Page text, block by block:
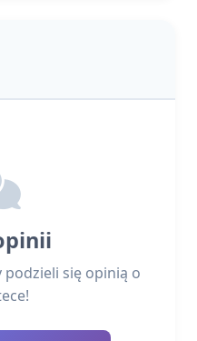
się opinią o